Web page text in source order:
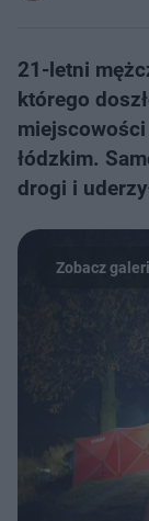
21-letni
którego
łódzkim.
drogi i